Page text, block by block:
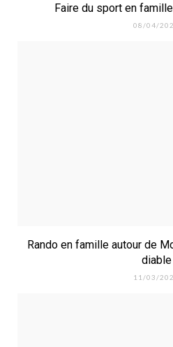
Faire du sport en
08/04/
Rando en famille autour de
diable
11/03/